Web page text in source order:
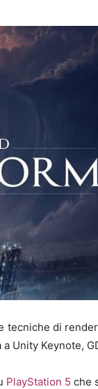
tecniche di
Unity Keynote,
PlayStation 5 che